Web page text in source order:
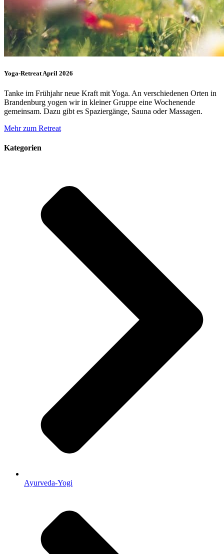
Yoga-Retreat April 2026
Tanke im Frühjahr neue Kraft mit Yoga. An verschiedenen Orten in
Brandenburg yogen wir in kleiner Gruppe eine Wochenende
gemeinsam. Dazu gibt es Spaziergänge, Sauna oder Massagen.
Mehr zum Retreat
Kategorien
Ayurveda-Yogi